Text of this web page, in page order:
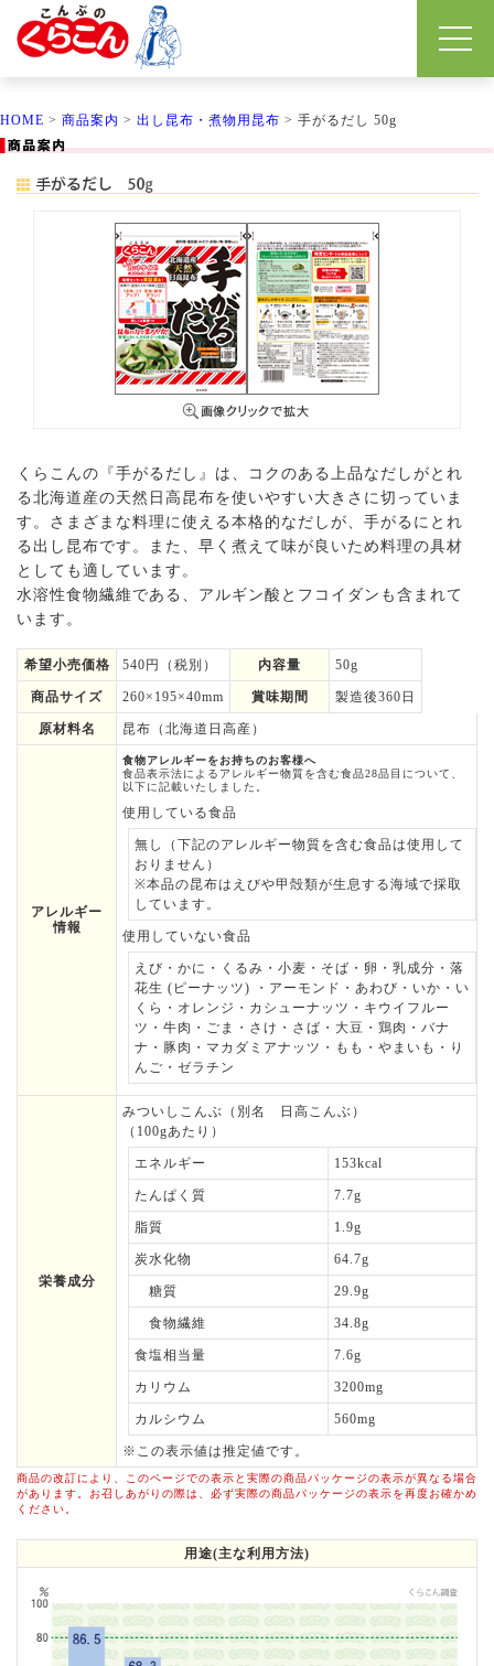
HOME > 商品案内 > 出し昆布・煮物用昆布 > 手がるだし 50g
くらこんの『手がるだし』は、コクのある上品なだしがとれ
る北海道産の天然日高昆布を使いやすい大きさに切っていま
す。さまざまな料理に使える本格的なだしが、手がるにとれ
る出し昆布です。また、早く煮えて味が良いため料理の具材
としても適しています。
水溶性食物繊維である、アルギン酸とフコイダンも含まれて
います。
希望小売価格 540円（税別） 内容量 50g
商品サイズ 260×195×40mm 賞味期間 製造後360日
原材料名 昆布（北海道日高産）
アレルギー
情報
食物アレルギーをお持ちのお客様へ
食品表示法によるアレルギー物質を含む食品28品目について、
以下に記載いたしました。
使用している食品
無し（下記のアレルギー物質を含む食品は使用して
おりません）
※本品の昆布はえびや甲殻類が生息する海域で採取
しています。
使用していない食品
えび・かに・くるみ・小麦・そば・卵・乳成分・落
花生 (ピーナッツ) ・アーモンド・あわび・いか・い
くら・オレンジ・カシューナッツ・キウイフルー
ツ・牛肉・ごま・さけ・さば・大豆・鶏肉・バナ
ナ・豚肉・マカダミアナッツ・もも・やまいも・り
んご・ゼラチン
栄養成分
みついしこんぶ（別名 日高こんぶ）
（100gあたり）
エネルギー 153kcal
たんぱく質 7.7g
脂質 1.9g
炭水化物 64.7g
糖質 29.9g
食物繊維 34.8g
食塩相当量 7.6g
カリウム 3200mg
カルシウム 560mg
※この表示値は推定値です。
商品の改訂により、このページでの表示と実際の商品パッケージの表示が異なる場合
があります。お召しあがりの際は、必ず実際の商品パッケージの表示を再度お確かめ
ください。
用途(主な利用方法)